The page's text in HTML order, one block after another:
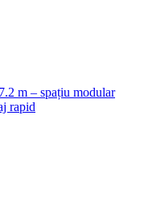
m – spațiu modular
rapid